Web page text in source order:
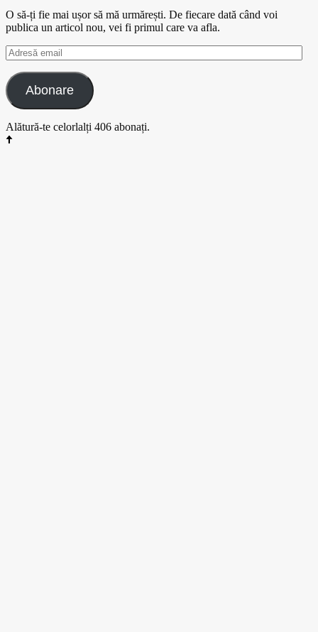
O să-ți fie mai ușor să mă urmărești. De fiecare dată când voi
publica un articol nou, vei fi primul care va afla.
Adresă
email
Abonare
Alătură-te celorlalți 406 abonați.